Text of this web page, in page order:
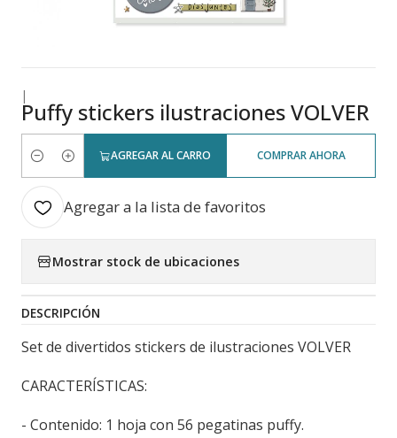
|
Puffy stickers ilustraciones VOLVER
Cantidad
AGREGAR AL CARRO COMPRAR AHORA
Agregar a la lista de favoritos
Mostrar stock de ubicaciones
DESCRIPCIÓN
Set de divertidos stickers de ilustraciones VOLVER
CARACTERÍSTICAS:
- Contenido: 1 hoja con 56 pegatinas puffy.